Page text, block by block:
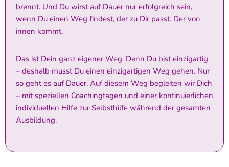
brennt. Und Du wirst auf Dauer nur erfolgreich sein,
wenn Du einen Weg findest, der zu Dir passt. Der von
innen kommt.
Das ist Dein ganz eigener Weg. Denn Du bist einzigartig
– deshalb musst Du einen einzigartigen Weg gehen. Nur
so geht es auf Dauer. Auf diesem Weg begleiten wir Dich
– mit speziellen Coachingtagen und einer kontinuierlichen
individuellen Hilfe zur Selbsthilfe während der gesamten
Ausbildung.